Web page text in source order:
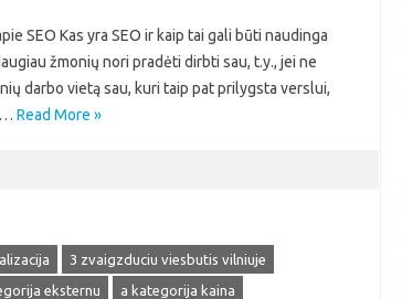
SEO Kas yra SEO ir kaip tai gali būti naudinga
žmonių nori pradėti dirbti sau, t.y., jei ne
darbo vietą sau, kuri taip pat prilygsta verslui,
Read More »
3 zvaigzduciu viesbutis vilniuje
eksternu
a kategorija kaina